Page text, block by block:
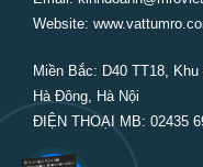
Website:
Miền Bắc: D40 TT18,
Hà Đông, Hà Nội
ĐIỆN THOẠI MB: 02435